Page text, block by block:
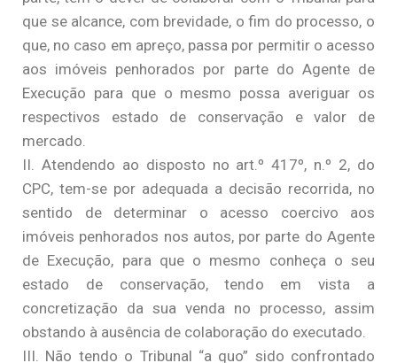
que se alcance, com brevidade, o fim do processo, o
que, no caso em apreço, passa por permitir o acesso
aos imóveis penhorados por parte do Agente de
Execução para que o mesmo possa averiguar os
respectivos estado de conservação e valor de
mercado.
II. Atendendo ao disposto no art.º 417º, n.º 2, do
CPC, tem-se por adequada a decisão recorrida, no
sentido de determinar o acesso coercivo aos
imóveis penhorados nos autos, por parte do Agente
de Execução, para que o mesmo conheça o seu
estado de conservação, tendo em vista a
concretização da sua venda no processo, assim
obstando à ausência de colaboração do executado.
III. Não tendo o Tribunal “a quo” sido confrontado